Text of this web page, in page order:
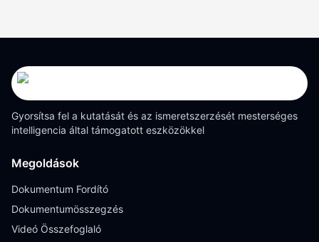
Gyorsítsa fel a kutatását és az ismeretszerzését mesterséges
intelligencia által támogatott eszközökkel
Megoldások
Dokumentum Fordító
Dokumentumösszegzés
Videó Összefoglaló